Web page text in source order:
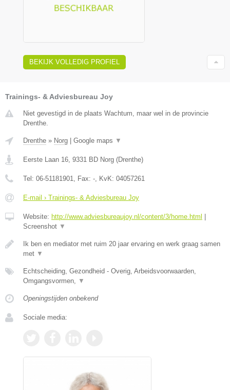
BEKIJK VOLLEDIG PROFIEL
Trainings- & Adviesbureau Joy
Niet gevestigd in de plaats Wachtum, maar wel in de provincie
Drenthe.
Drenthe » Norg Google maps ▼
Eerste Laan 16 9331 BD Norg (Drenthe)
Tel: 06-51181901 , Fax: - , KvK: 04057261
E-mail › Trainings- & Adviesbureau Joy
Website: http://www.adviesbureaujoy.nl/content/3/home.html
Screenshot ▼
Ik ben en mediator met ruim 20 jaar ervaring en werk graag samen
met ▼
Echtscheiding, Gezondheid - Overig, Arbeidsvoorwaarden,
Omgangsvormen,
▼
Openingstijden onbekend
Sociale media: